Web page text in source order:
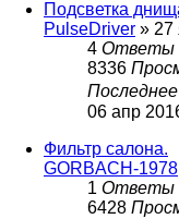
Подсветка
PulseDriver » 27
4 Ответы
8336
06 апр
Фильтр салона.
GORBACH-1978
1 Ответы
6428